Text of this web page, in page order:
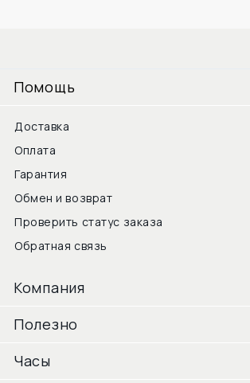
Помощь
Доставка
Оплата
Гарантия
Обмен и возврат
Проверить статус заказа
Обратная связь
Компания
Полезно
Часы